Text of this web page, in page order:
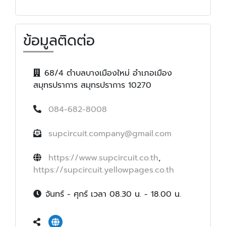
ข้อมูลติดต่อ
68/4 ตำบลบางเมืองใหม่ อำเภอเมือง
สมุทรปราการ สมุทรปราการ 10270
084-682-8008
supcircuit.company@gmail.com
https://www.supcircuit.co.th,
https://supcircuit.yellowpages.co.th
จันทร์ - ศุกร์ เวลา 08.30 น. - 18.00 น.